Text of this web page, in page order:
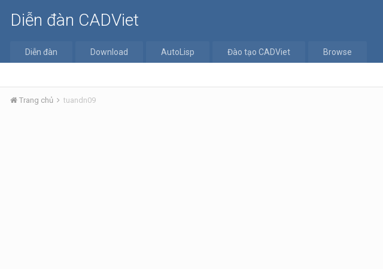
Diễn đàn CADViet
Diễn đàn Download AutoLisp Đào tạo CADViet Browse
Trang chủ tuandn09